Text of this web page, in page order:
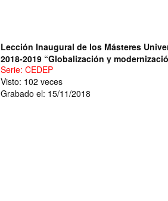
Lección Inaugural de los Másteres
2018-2019 “Globalización y
contratos”
Serie: CEDEP
Visto: 102 veces
Grabado el: 15/11/2018